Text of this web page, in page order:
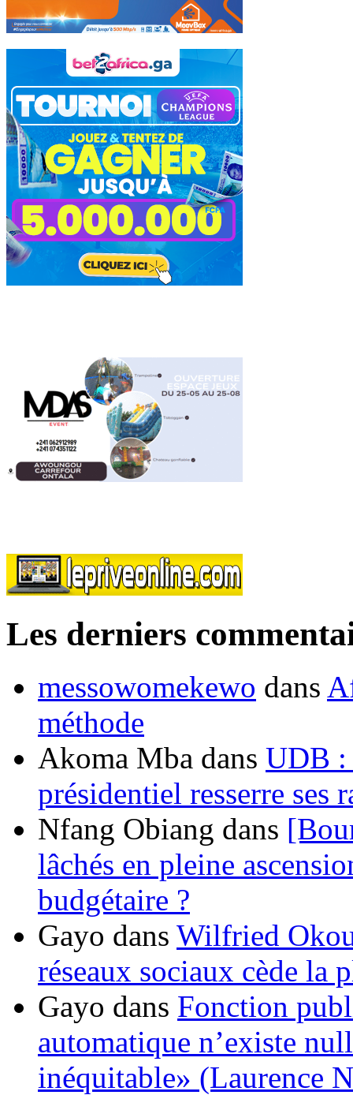
Les derniers
messowomekewo dans
méthode
Akoma Mba dans UDB :
présidentiel resserre ses
Nfang Obiang dans
lâchés en pleine
budgétaire ?
Gayo dans Wilfried
réseaux sociaux cède la
Gayo dans Fonction
automatique n’existe
inéquitable» (Laurence